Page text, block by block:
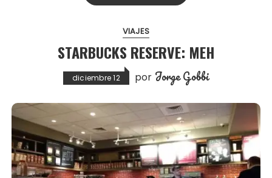
VIAJES
STARBUCKS RESERVE: MEH
diciembre 12 por Jorge Gobbi